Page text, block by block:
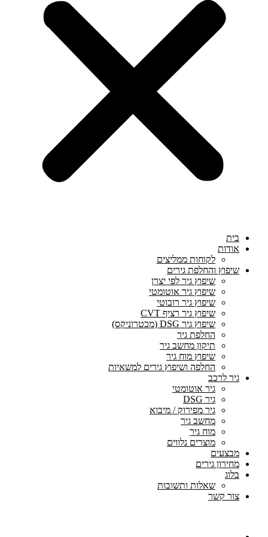
בית
אודות
לקוחות ממליצים
שיפוץ והחלפת גירים
שיפוץ גיר לפי יצרן
שיפוץ גיר אוטומטי
שיפוץ גיר רובוטי
שיפוץ גיר רציף CVT
שיפוץ גיר DSG (מכטרוניקס)
החלפת גיר
תיקון מחשב גיר
שיפוץ מוח גיר
החלפה ושיפוץ גירים למשאיות
גיר לרכב
גיר אוטומטי
גיר DSG
גיר מפירוק / מיבוא
מחשב גיר
מוח גיר
מוצרים נלווים
מבצעים
מחירון גירים
בלוג
שאלות ותשובות
צור קשר